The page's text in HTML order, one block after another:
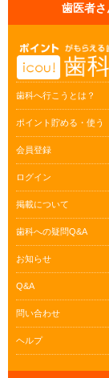
歯医者
歯科へ行こうとは？
ポイント貯める・使う
会員登録
ログイン
掲載について
歯科への疑問Q&A
お知らせ
Q&A
問い合わせ
ヘルプ